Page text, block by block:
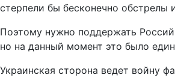
стерпели бы бесконечно
Поэтому нужно поддержать
но на данный момент это было
Украинская сторона ведет войну